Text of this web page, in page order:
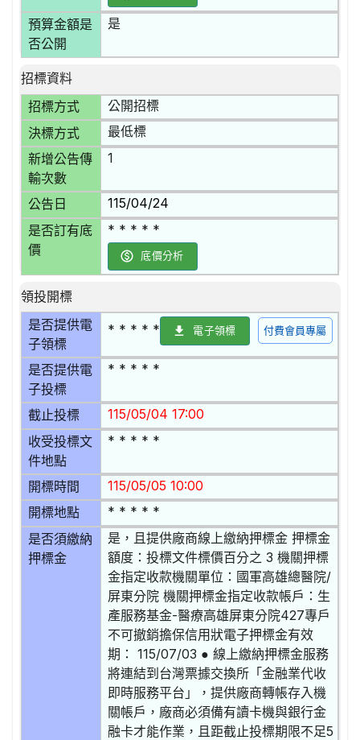
預算金額是
否公開
是
招標資料
招標方式
公開招標
決標方式 最低標
新增公告傳
輸次數
1
公告日 115/04/24
是否訂有底
價
* * * * *
底價分析
領投開標
是否提供電
子領標
* * * * * 電子領標 付費會員專屬
是否提供電
子投標
* * * * *
截止投標 115/05/04 17:00
收受投標文
件地點
* * * * *
開標時間 115/05/05 10:00
開標地點 * * * * *
是否須繳納
押標金
是，且提供廠商線上繳納押標金 押標金
額度：投標文件標價百分之 3 機關押標
金指定收款機關單位：國軍高雄總醫院/
屏東分院 機關押標金指定收款帳戶：生
產服務基金-醫療高雄屏東分院427專戶
不可撤銷擔保信用狀電子押標金有效
期： 115/07/03 ● 線上繳納押標金服務
將連結到台灣票據交換所「金融業代收
即時服務平台」，提供廠商轉帳存入機
關帳戶，廠商必須備有讀卡機與銀行金
融卡才能作業，且距截止投標期限不足5